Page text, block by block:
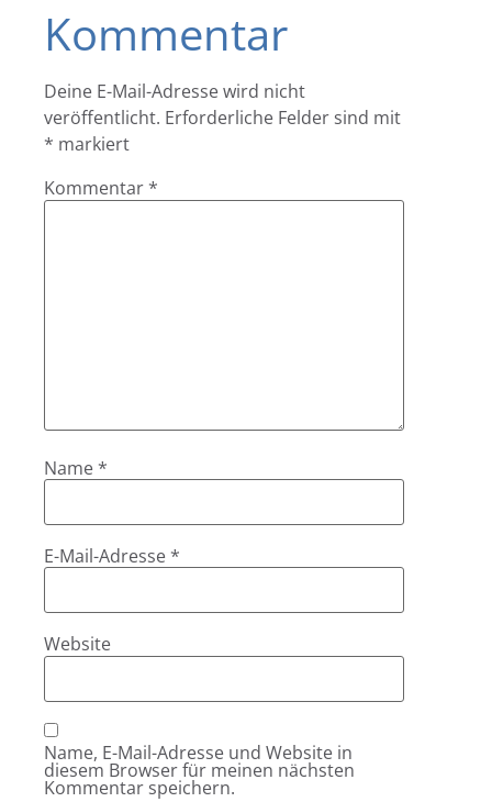
Kommentar
Deine E-Mail-Adresse wird nicht
veröffentlicht. Erforderliche Felder sind mit
* markiert
Kommentar *
Name *
E-Mail-Adresse *
Website
Name, E-Mail-Adresse und Website in
diesem Browser für meinen nächsten
Kommentar speichern.